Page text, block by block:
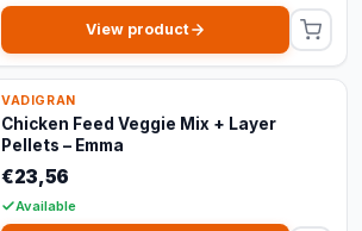
View product
VADIGRAN
Chicken Feed Veggie Mix + Layer
Pellets – Emma
€23,56
Available